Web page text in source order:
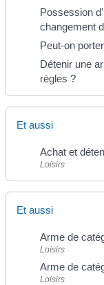
Possession
changement
Peut-on
Détenir une
règles ?
Et aussi
Achat et
Loisirs
Et aussi
Arme de
Loisirs
Arme de
Loisirs